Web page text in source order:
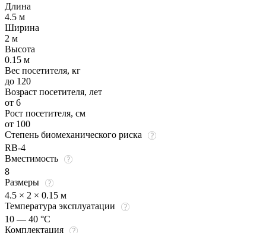
Длина
4.5 м
Ширина
2 м
Высота
0.15 м
Вес посетителя, кг
до 120
Возраст посетителя, лет
от 6
Рост посетителя, см
от 100
Степень биомеханического риска
RB-4
Вместимость
8
Размеры
4.5 × 2 × 0.15 м
Температура эксплуатации
10 — 40 °C
Комплектация